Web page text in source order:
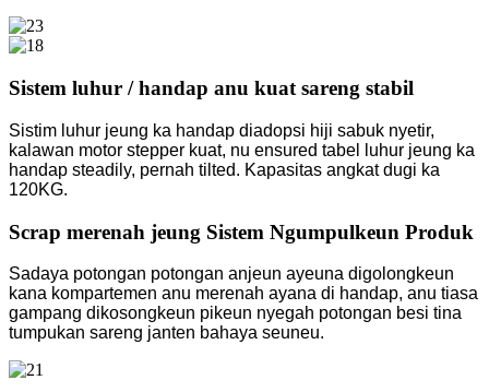
Sistem luhur / handap anu kuat sareng stabil
Sistim luhur jeung ka handap diadopsi hiji sabuk nyetir,
kalawan motor stepper kuat, nu ensured tabel luhur jeung ka
handap steadily, pernah tilted. Kapasitas angkat dugi ka
120KG.
Scrap merenah jeung Sistem Ngumpulkeun Produk
Sadaya potongan potongan anjeun ayeuna digolongkeun
kana kompartemen anu merenah ayana di handap, anu tiasa
gampang dikosongkeun pikeun nyegah potongan besi tina
tumpukan sareng janten bahaya seuneu.